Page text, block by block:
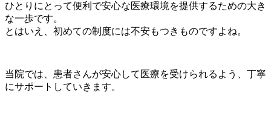
ひとりにとって便利で安心な医療環境を提供するための大き
な一歩です。
とはいえ、初めての制度には不安もつきものですよね。
当院では、患者さんが安心して医療を受けられるよう、丁寧
にサポートしていきます。